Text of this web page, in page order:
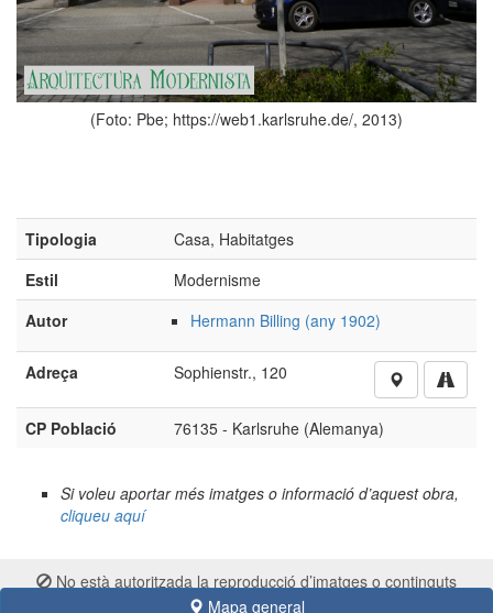
(Foto: Pbe; https://web1.karlsruhe.de/, 2013)
Tipologia
Casa, Habitatges
Estil
Modernisme
Autor
Hermann Billing (any 1902)
Adreça Sophienstr., 120
CP Població 76135 - Karlsruhe (Alemanya)
Si voleu aportar més imatges o informació d’aquest obra,
cliqueu aquí
Mapa general
No està autoritzada la reproducció d’imatges o continguts
sense el consentiment exprés de l'autor